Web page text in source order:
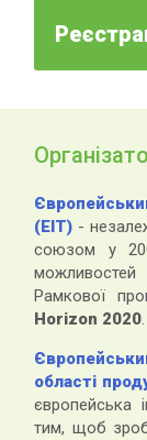
(EIТ) -
союзом у
можливостей
Рамкової
Horizon 2020.
області
європейська
тим, щоб